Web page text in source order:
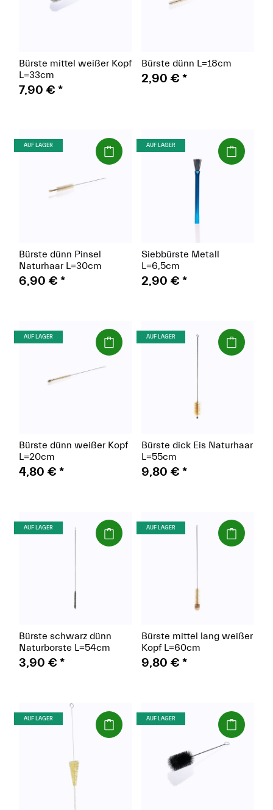
Bürste mittel weißer Kopf
L=33cm
7,90 € *
Bürste dünn L=18cm
2,90 € *
AUF LAGER (Paket)
Bürste dünn Pinsel
Naturhaar L=30cm
6,90 € *
AUF LAGER (Paket)
Siebbürste Metall
L=6,5cm
2,90 € *
AUF LAGER (Paket)
Bürste dünn weißer Kopf
L=20cm
4,80 € *
AUF LAGER (Paket)
Bürste dick Eis Naturhaar
L=55cm
9,80 € *
AUF LAGER (Paket)
Bürste schwarz dünn
Naturborste L=54cm
3,90 € *
AUF LAGER (Paket)
Bürste mittel lang weißer
Kopf L=60cm
9,80 € *
AUF LAGER (Paket) AUF LAGER (Paket)